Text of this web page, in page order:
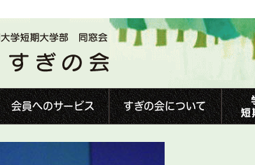
会員へのサービス すぎの会について